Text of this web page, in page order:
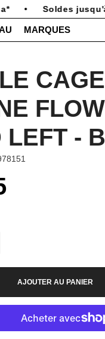
Soldes jusqu'à
MARQUES
CAGE
LEFT -
AJOUTER AU PANIER